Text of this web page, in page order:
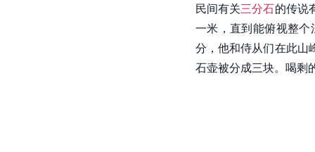
民间有关三分石的传说
一米，直到能俯视整
分，他和侍从们在此山
石壶被分成三块。喝剩